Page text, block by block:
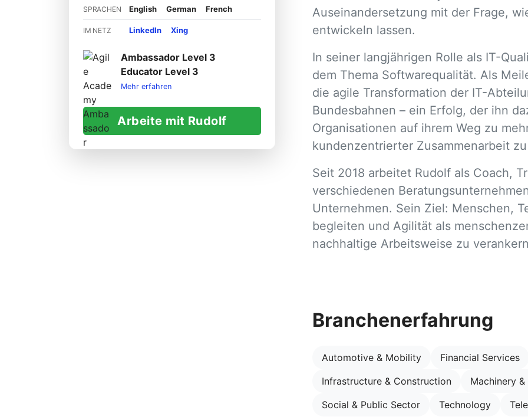
SPRACHEN English German French
IM NETZ LinkedIn Xing
Ambassador Level 3
Educator Level 3
Mehr erfahren
Arbeite mit Rudolf
Auseinandersetzung mit der Frage,
entwickeln lassen.
In seiner langjährigen Rolle als IT-
dem Thema Softwarequalität. Als
die agile Transformation der IT-
Bundesbahnen – ein Erfolg, der ihn
Organisationen auf ihrem Weg zu
kundenzentrierter Zusammenarbeit
Seit 2018 arbeitet Rudolf als Coach,
verschiedenen
Unternehmen. Sein Ziel: Menschen,
begleiten und Agilität als
nachhaltige Arbeitsweise zu
Branchenerfahrung
Automotive & Mobility
Financial Services
Infrastructure & Construction
Machinery
Social & Public Sector
Technology